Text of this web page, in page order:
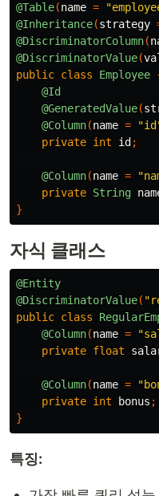
@Table(name =
@Inheritance(strategy
@DiscriminatorColumn(
@DiscriminatorValue(
public class Employee
@Id
@GeneratedValue(
@Column(name =
private int id ;
@Column(name =
private String
}
자식 클래스
@Entity
@DiscriminatorValue(
public class
@Column(name =
private float
@Column(name =
private int bonus ;
}
특징: